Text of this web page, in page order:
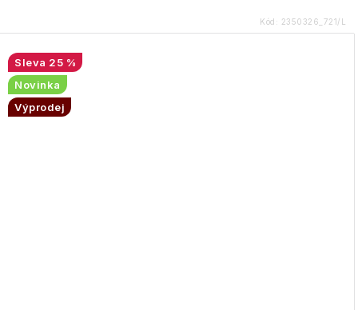
Kód: 2350326_721/L
25 %
Novinka
Výprodej